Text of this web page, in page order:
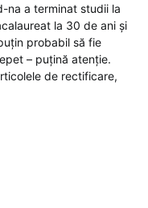
na a terminat studii la
la 30 de ani și
probabil să fie
– puțină atenție.
de rectificare,